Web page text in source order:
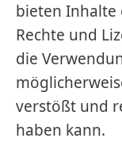
bieten
Rechte und
die
verstößt und
haben kann.